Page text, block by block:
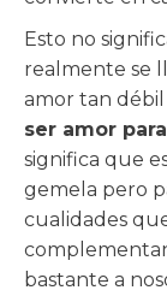
Esto no
realmente se
amor tan
ser amor
significa que
gemela pero
cualidades
bastante a